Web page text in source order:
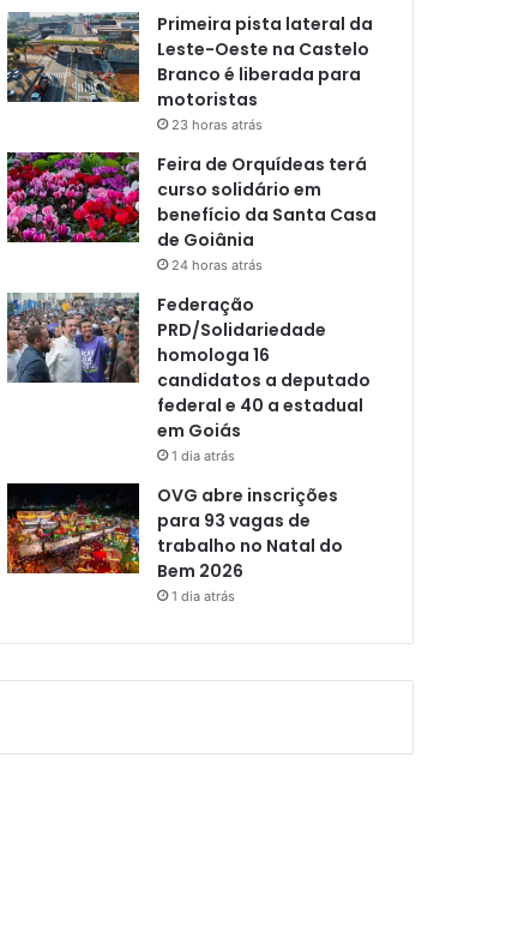
Primeira pista lateral da
Leste-Oeste na Castelo
Branco é liberada para
motoristas
23 horas atrás
Feira de Orquídeas terá
curso solidário em
benefício da Santa Casa
de Goiânia
24 horas atrás
Federação
PRD/Solidariedade
homologa 16
candidatos a deputado
federal e 40 a estadual
em Goiás
1 dia atrás
OVG abre inscrições
para 93 vagas de
trabalho no Natal do
Bem 2026
1 dia atrás